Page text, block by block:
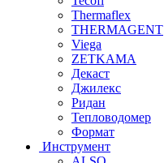
Thermaflex
THERMAGENT
Viega
ZETKAMA
Декаст
Джилекс
Ридан
Тепловодомер
Формат
Инструмент